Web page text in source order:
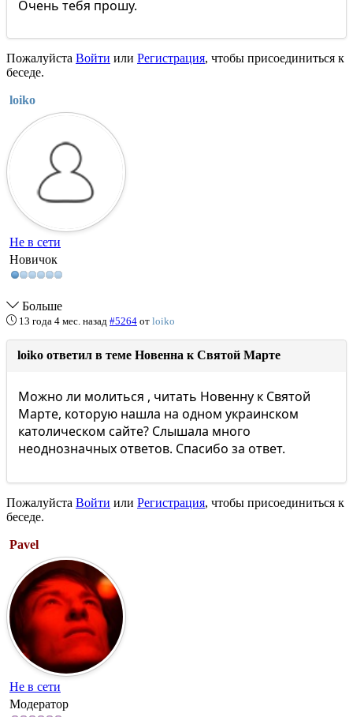
Очень тебя прошу.
Пожалуйста Войти или Регистрация, чтобы присоединиться к
беседе.
loiko
Не в сети
Новичок
Больше
13 года 4 мес. назад #5264 от loiko
loiko ответил в теме Новенна к Святой Марте
Можно ли молиться , читать Новенну к Святой
Марте, которую нашла на одном украинском
католическом сайте? Слышала много
неоднозначных ответов. Спасибо за ответ.
Пожалуйста Войти или Регистрация, чтобы присоединиться к
беседе.
Pavel
Не в сети
Модератор